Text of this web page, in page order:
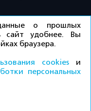
/ Все права
о прошлых
сайт удобнее. Вы
браузера.
cookies и
персональных